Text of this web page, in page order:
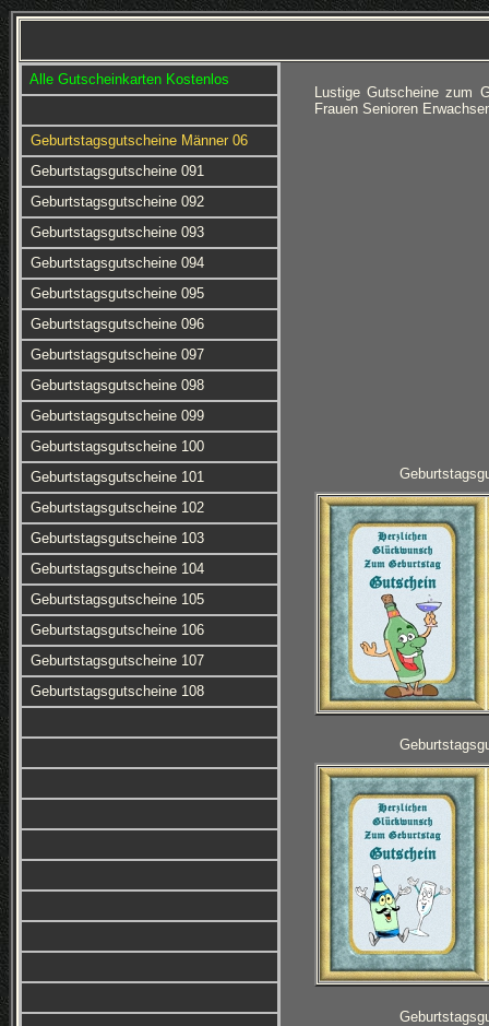
Alle Gutscheinkarten Kostenlos
Geburtstagsgutscheine Männer 06
Geburtstagsgutscheine 091
Geburtstagsgutscheine 092
Geburtstagsgutscheine 093
Geburtstagsgutscheine 094
Geburtstagsgutscheine 095
Geburtstagsgutscheine 096
Geburtstagsgutscheine 097
Geburtstagsgutscheine 098
Geburtstagsgutscheine 099
Geburtstagsgutscheine 100
Geburtstagsgutscheine 101
Geburtstagsgutscheine 102
Geburtstagsgutscheine 103
Geburtstagsgutscheine 104
Geburtstagsgutscheine 105
Geburtstagsgutscheine 106
Geburtstagsgutscheine 107
Geburtstagsgutscheine 108
Lustige Gutscheine zum
Frauen Senioren